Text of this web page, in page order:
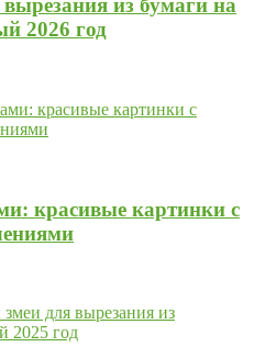
из бумаги на
2026 год
красивые картинки с